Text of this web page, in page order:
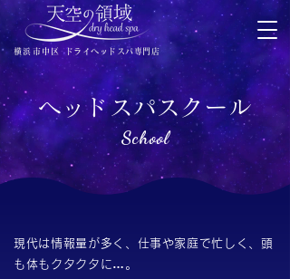
ドライヘッドスパ専門店
横浜市中区
ヘッドスパスクール
School
現代は情報量が多く、仕事や家庭で忙しく、頭
も体もクタクタに…。